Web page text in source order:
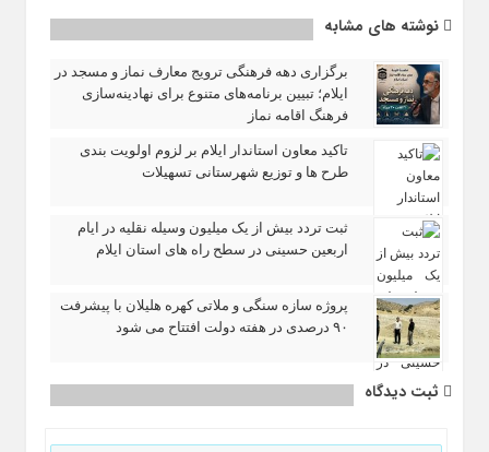
نوشته های مشابه
برگزاری دهه فرهنگی ترویج معارف نماز و مسجد در
ایلام؛ تبیین برنامه‌های متنوع برای نهادینه‌سازی
فرهنگ اقامه نماز
تاکید معاون استاندار ایلام بر لزوم اولویت‌ بندی
طرح‌ ها و توزیع شهرستانی تسهیلات
ثبت تردد بیش از یک میلیون وسیله نقلیه در ایام
اربعین حسینی در سطح راه‌ های استان ایلام
پروژه سازه سنگی و ملاتی کهره هلیلان با پیشرفت
۹۰ درصدی در هفته دولت افتتاح می شود
ثبت دیدگاه